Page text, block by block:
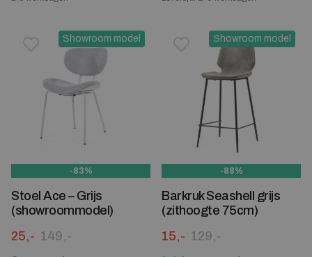
Showroom model
Toevoegen aan verlanglijstje
Verwijderen van verlanglijst
-83%
Stoel Ace – Grijs
(showroommodel)
149,-
Oorspronkelijke prijs was: 149,-.
25,-
Huidige prijs is: 25,-.
Showroom model
Toevoegen aan
Verwijderen van verlanglijst
-88%
Barkruk Seashell grijs
(zithoogte 75cm)
129,-
Oorspronkelijke prijs
15,-
Huidige prijs is: 15,-.